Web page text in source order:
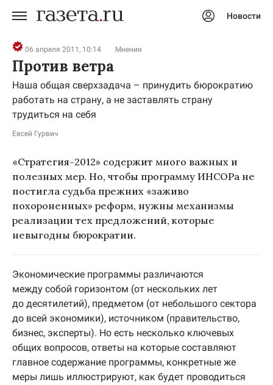
Новости
06 апреля 2011, 10:14 Мнения
Против ветра
Наша общая сверхзадача – принудить бюрократию
работать на страну, а не заставлять страну
трудиться на себя
Евсей Гурвич
«Стратегия-2012» содержит много важных и
полезных мер. Но, чтобы программу ИНСОРа не
постигла судьба прежних «заживо
похороненных» реформ, нужны механизмы
реализации тех предложений, которые
невыгодны бюрократии.
Экономические программы различаются
между собой горизонтом (от нескольких лет
до десятилетий), предметом (от небольшого сектора
до всей экономики), источником (правительство,
бизнес, эксперты). Но есть несколько ключевых
общих вопросов, ответы на которые составляют
главное содержание программы, конкретные же
меры лишь иллюстрируют, как будет проводиться